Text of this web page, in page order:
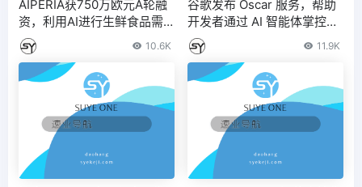
AIPERIA获750万欧元A轮融
资，利用AI进行生鲜食品需
求规划以减少浪费
10.6K
谷歌发布 Oscar 服务，帮助
开发者通过 AI 智能体掌控开
源软件项目
11.9K